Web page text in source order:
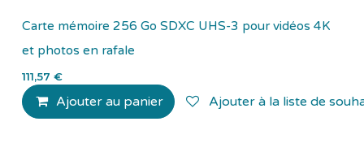
Carte mémoire 256 Go SDXC UHS-3 pour vidéos 4K
et photos en rafale
111,57 €
Ajouter au panier Ajouter à la liste de